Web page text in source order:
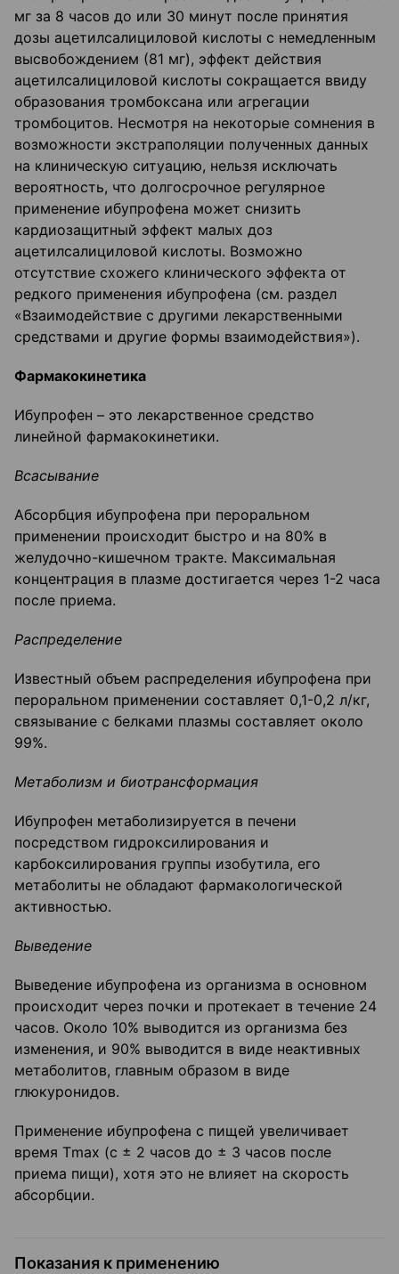
мг за 8 часов до или 30 минут после принятия
дозы ацетилсалициловой кислоты с немедленным
высвобождением (81 мг), эффект действия
ацетилсалициловой кислоты сокращается ввиду
образования тромбоксана или агрегации
тромбоцитов. Несмотря на некоторые сомнения в
возможности экстраполяции полученных данных
на клиническую ситуацию, нельзя исключать
вероятность, что долгосрочное регулярное
применение ибупрофена может снизить
кардиозащитный эффект малых доз
ацетилсалициловой кислоты. Возможно
отсутствие схожего клинического эффекта от
редкого применения ибупрофена (см. раздел
«Взаимодействие с другими лекарственными
средствами и другие формы взаимодействия»).
Фармакокинетика
Ибупрофен – это лекарственное средство
линейной фармакокинетики.
Всасывание
Абсорбция ибупрофена при пероральном
применении происходит быстро и на 80% в
желудочно-кишечном тракте. Максимальная
концентрация в плазме достигается через 1-2 часа
после приема.
Распределение
Известный объем распределения ибупрофена при
пероральном применении составляет 0,1-0,2 л/кг,
связывание с белками плазмы составляет около
99%.
Метаболизм и биотрансформация
Ибупрофен метаболизируется в печени
посредством гидроксилирования и
карбоксилирования группы изобутила, его
метаболиты не обладают фармакологической
активностью.
Выведение
Выведение ибупрофена из организма в основном
происходит через почки и протекает в течение 24
часов. Около 10% выводится из организма без
изменения, и 90% выводится в виде неактивных
метаболитов, главным образом в виде
глюкуронидов.
Применение ибупрофена с пищей увеличивает
время Тmах (с ± 2 часов до ± 3 часов после
приема пищи), хотя это не влияет на скорость
абсорбции.
Показания к применению